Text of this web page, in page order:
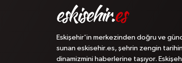
Eskişehir'in merkezinden doğru ve
sunan eskisehir.es, şehrin zengin
dinamizmini haberlerine taşıyor.